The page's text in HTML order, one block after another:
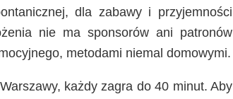
dla zabawy i przyjemności
nie ma sponsorów ani patronów
metodami niemal domowymi.
każdy zagra do 40 minut. Aby